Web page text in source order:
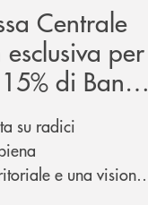
Centrale
per
di Banca
su radici
e una visione